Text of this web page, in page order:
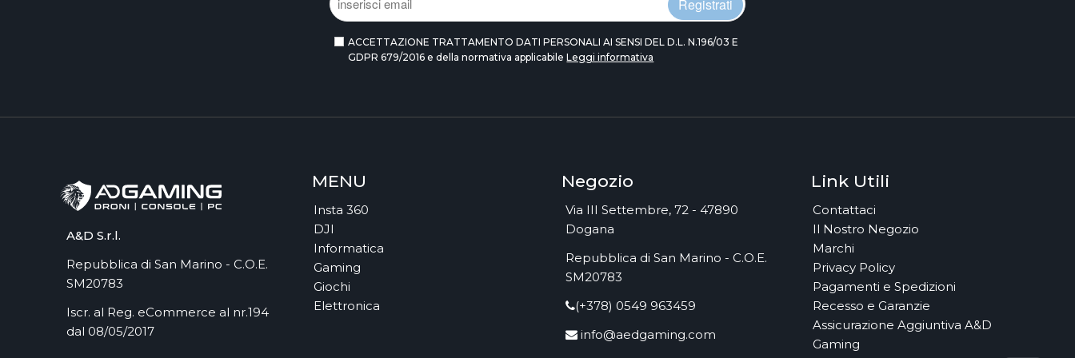
Registrati
ACCETTAZIONE TRATTAMENTO DATI PERSONALI AI SENSI DEL D.L. N.196/03 E
GDPR 679/2016 e della normativa applicabileLeggi informativa
A&D S.r.l.
Repubblica di San Marino - C.O.E.
SM20783
Iscr. al Reg. eCommerce al nr.194
dal 08/05/2017
MENU
Insta 360
DJI
Informatica
Gaming
Giochi
Elettronica
Negozio
Via III Settembre, 72 - 47890
Dogana
Repubblica di San Marino - C.O.E.
SM20783
(+378) 0549 963459
info@aedgaming.com
Link Utili
Contattaci
Il Nostro Negozio
Marchi
Privacy Policy
Pagamenti e Spedizioni
Recesso e Garanzie
Assicurazione Aggiuntiva A&D
Gaming